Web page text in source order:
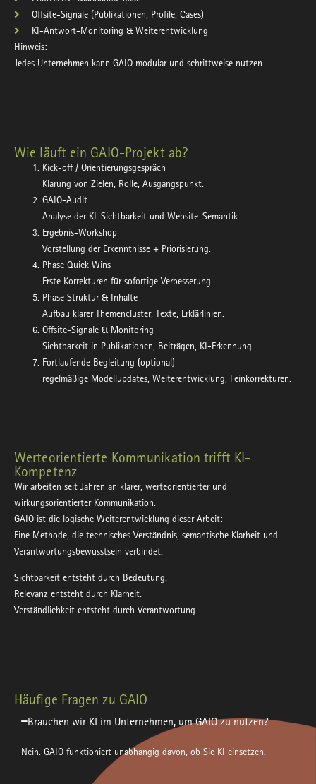
Offsite-Signale (Publikationen, Profile, Cases)
KI-Antwort-Monitoring & Weiterentwicklung
Hinweis:
Jedes Unternehmen kann GAIO modularund schrittweise nutzen.
Wie läuft ein GAIO-Projekt ab?
Kick-off / Orientierungsgespräch
Klärung von Zielen, Rolle, Ausgangspunkt.
GAIO-Audit
Analyse der KI-Sichtbarkeit und Website-Semantik.
Ergebnis-Workshop
Vorstellung der Erkenntnisse + Priorisierung.
Phase Quick Wins
Erste Korrekturen für sofortige Verbesserung.
Phase Struktur & Inhalte
Aufbau klarer Themencluster, Texte, Erklärlinien.
Offsite-Signale & Monitoring
Sichtbarkeit in Publikationen, Beiträgen, KI-Erkennung.
Fortlaufende Begleitung (optional)
regelmäßige Modellupdates, Weiterentwicklung, Feinkorrekturen.
Werteorientierte Kommunikation trifft KI-
Kompetenz
Wir arbeiten seit Jahren an klarer, werteorientierter und
wirkungsorientierter Kommunikation.
GAIO ist die logische Weiterentwicklung dieser Arbeit:
Eine Methode, die technisches Verständnis, semantische Klarheit und
Verantwortungsbewusstsein verbindet.
Sichtbarkeit entsteht durch Bedeutung.
Relevanz entsteht durch Klarheit.
Verständlichkeit entsteht durch Verantwortung.
Häufige Fragen zu GAIO
Brauchen wir KI im Unternehmen, um GAIO zu nutzen?
Nein. GAIO funktioniert unabhängig davon, ob Sie KI einsetzen.